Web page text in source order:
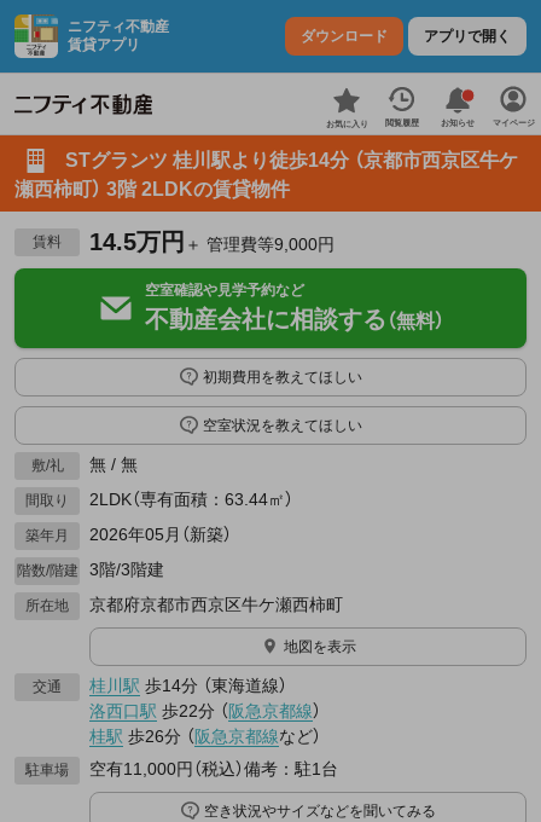
ニフティ不動産
賃貸アプリ
ダウンロード アプリで開く
お気に入り 閲覧履歴 お知らせ マイページ
STグランツ 桂川駅より徒歩14分 （京都市西京区牛ケ
瀬西柿町） 3階 2LDKの賃貸物件
賃料 14.5万円 ＋ 管理費等9,000円
空室確認や見学予約など
不動産会社に相談する （無料）
初期費用を教えてほしい
空室状況を教えてほしい
敷/礼 無 / 無
間取り 2LDK（専有面積：63.44㎡）
築年月 2026年05月（新築）
階数/階建 3階/3階建
所在地 京都府京都市西京区牛ケ瀬西柿町
地図を表示
交通 桂川駅 歩14分 （東海道線）
洛西口駅 歩22分 （阪急京都線）
桂駅 歩26分 （阪急京都線など）
駐車場 空有11,000円（税込）備考：駐1台
空き状況やサイズなどを聞いてみる